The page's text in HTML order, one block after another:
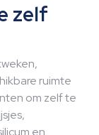
zelf
ruimte
om zelf te
en